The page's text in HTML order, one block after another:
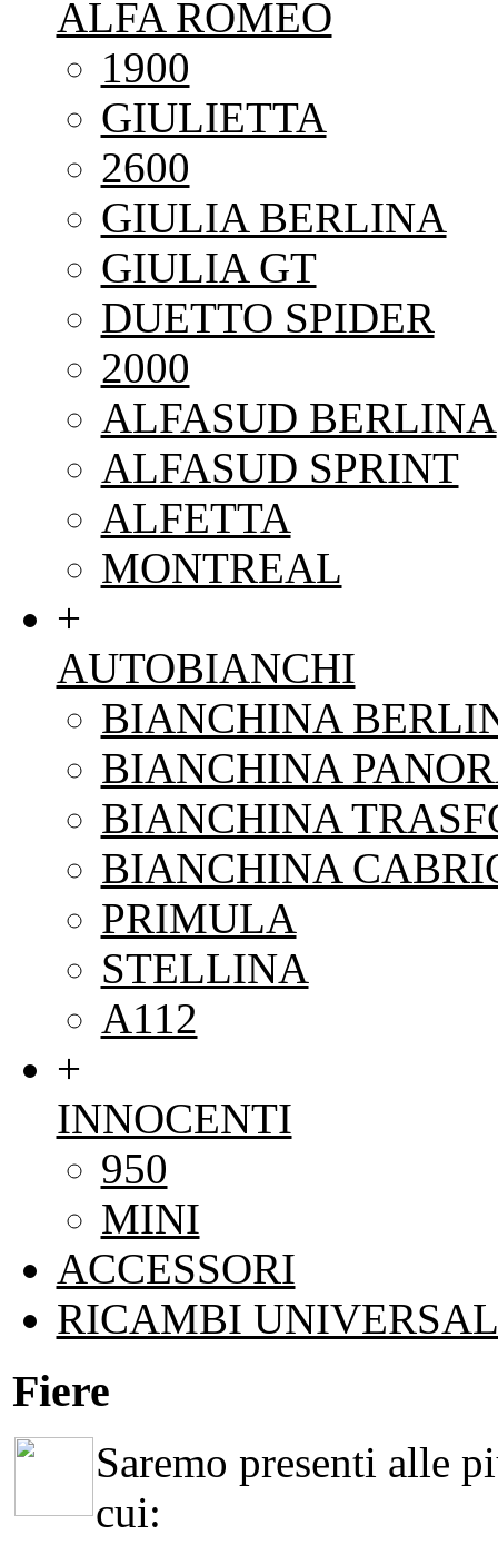
ALFA ROMEO
1900
GIULIETTA
2600
GIULIA BERLINA
GIULIA GT
DUETTO SPIDER
2000
ALFASUD BERLINA
ALFASUD SPRINT
ALFETTA
MONTREAL
+
AUTOBIANCHI
BIANCHINA
BIANCHINA
BIANCHINA
BIANCHINA
PRIMULA
STELLINA
A112
+
INNOCENTI
950
MINI
ACCESSORI
RICAMBI
Fiere
Saremo presenti alle
cui: